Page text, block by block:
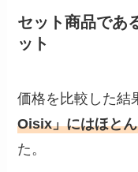
セット商品であ
ット
価格を比較した結
Oisix」にはほと
た。